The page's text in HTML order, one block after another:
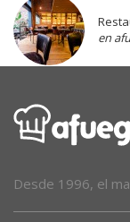
en
Desde 1996, el